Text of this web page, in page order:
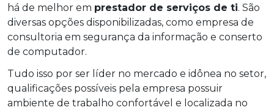
há de melhor em prestador de serviços de ti. São
diversas opções disponibilizadas, como empresa de
consultoria em segurança da informação e conserto
de computador.
Tudo isso por ser líder no mercado e idônea no setor,
qualificações possíveis pela empresa possuir
ambiente de trabalho confortável e localizada no